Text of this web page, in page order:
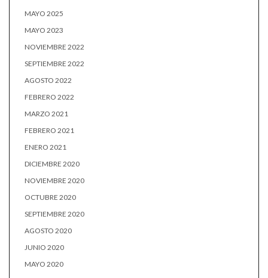
MAYO 2025
MAYO 2023
NOVIEMBRE 2022
SEPTIEMBRE 2022
AGOSTO 2022
FEBRERO 2022
MARZO 2021
FEBRERO 2021
ENERO 2021
DICIEMBRE 2020
NOVIEMBRE 2020
OCTUBRE 2020
SEPTIEMBRE 2020
AGOSTO 2020
JUNIO 2020
MAYO 2020